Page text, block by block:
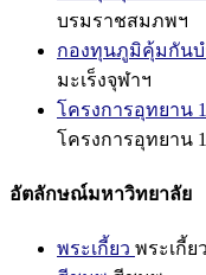
บรมราชสมภพฯ
กองทุนภูมิคุ้มกันบ
มะเร็งจุฬาฯ
โครงการอุทยาน
โครงการอุทยาน
อัตลักษณ์มหาวิทยาลัย
พระเกี้ยว พระเกี้ยว